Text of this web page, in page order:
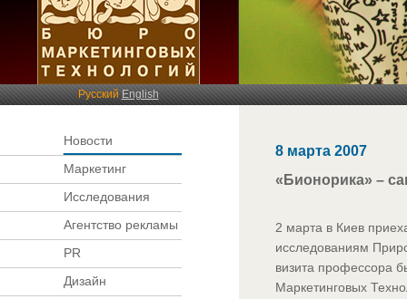
РусскийEnglish
Новости
Маркетинг
Исследования
Агентство рекламы
PR
Дизайн
8 марта 2007
«Бионорика» –
2 марта в Киев
исследованиям
визита профессора
Маркетинговых